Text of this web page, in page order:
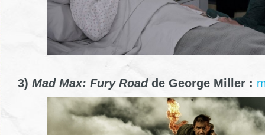
3) Mad Max: Fury Roadde George Miller :